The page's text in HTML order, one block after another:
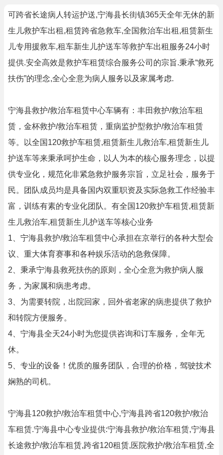
可跨省长途病人转运护送,宁海县长街镇365天全年无休的新
生儿救护车出租,租赁跨省急救车,全国救治车出租,租赁新生
儿专用援救车,租车新生儿护送车等救护车出租服务24小时
提供.安全高效是救护车租赁综合服务公司的宗旨.秉承“救死
扶伤”的理念,全心全意为病人服务以及家属考虑.
宁海县救护/救治车租赁中心车辆有：丰田救护/救治车租
赁，金杯救护/救治车租赁，重病监护型救护/救治车租赁
等。以全国120救护车租赁,租赁新生儿救治车,租赁新生儿
护送车等来秉承呵护生命，以人为本的核心服务理念，以提
供专业化，规范化非紧急救护服务宗旨，立足社会，服务于
民。团队成员均是具备国内双重职资及实际急救工作经验丰
富，训练有素的专业化团队。有全国120救护车租赁,租赁新
生儿救治车,租赁新生儿护送车等核心业务
1、宁海县救护/救治车租赁中心承担在京举行的各种大型会
议、重大体育赛事和各种娱乐活动的急救保障。
2、秉承宁海县救死扶伤的原则，全心全意为救护病人服
务，为家属和病患考虑。
3、为需要转院，出院回家，回外省老家的病患提供了救护
和转院方便服务。
4、宁海县全天24小时为您提供咨询和订车服务，全年无
休。
5、专业的设备！优质的服务团队，合理的价格，驾驶技术
娴熟的司机。
宁海县120救护/救治车租赁中心,宁海县跨省120救护/救治
车租赁.宁海县中心专业提供:宁海县救护/救治车租赁,宁海县
长途救护/救治车租赁,跨省120租赁,医院救护/救治车租赁,全